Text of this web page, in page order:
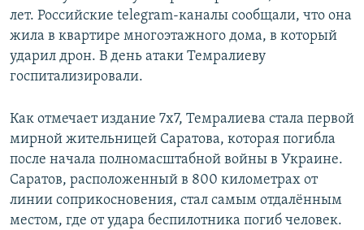
лет. Российские telegram-каналы сообщали, что она
жила в квартире многоэтажного дома, в который
ударил дрон. В день атаки Темралиеву
госпитализировали.
Как отмечает издание 7x7, Темралиева стала первой
мирной жительницей Саратова, которая погибла
после начала полномасштабной войны в Украине.
Саратов, расположенный в 800 километрах от
линии соприкосновения, стал самым отдалённым
местом, где от удара беспилотника погиб человек.